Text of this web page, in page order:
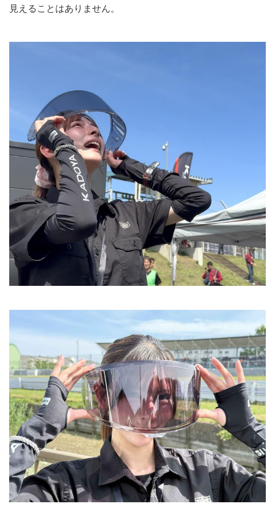
見えることはありません。